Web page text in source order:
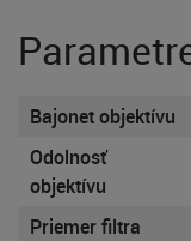
Bajonet objektívu
Odolnosť
objektívu
Priemer filtra